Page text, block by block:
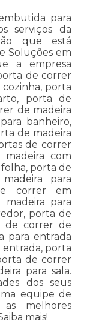
para
serviços da
que está
Soluções em
a empresa
de correr
porta
porta de
de madeira
banheiro,
de madeira
de correr
com
porta de
para
correr em
para
porta de
de correr de
para entrada
entrada, porta
de correr
para sala.
dos seus
equipe de
melhores
mais!